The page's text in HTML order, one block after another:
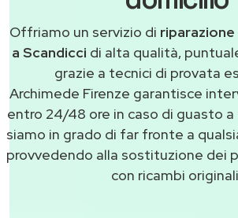
Offriamo un servizio di
a Scandicci di alta qualità,
grazie a tecnici di provata
Archimede Firenze garantisce
entro 24/48 ore in caso di guasto a
siamo in grado di far fronte a
provvedendo alla sostituzione dei
con ricambi